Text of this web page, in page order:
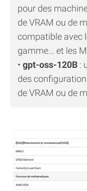
pour des
de VRAM ou de
compatible avec
gamme… et les
• gpt-oss-120B :
des
de VRAM ou de